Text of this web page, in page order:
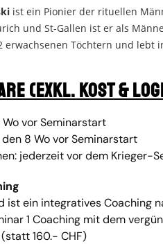
ist ein Pionier der rituellen
und St-Gallen ist er als
erwachsenen Töchtern und lebt
(exkl. Kost &
vor Seminarstart
8 Wo vor Seminarstart
jederzeit vor dem Krieger-
ist ein integratives Coaching
1 Coaching mit dem
160.- CHF)